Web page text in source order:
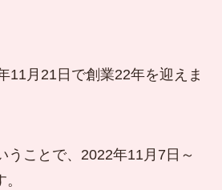
11月21日で創業22年を迎えま
うことで、2022年11月7日～